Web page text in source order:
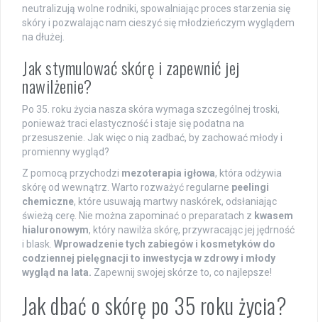
neutralizują wolne rodniki, spowalniając proces starzenia się
skóry i pozwalając nam cieszyć się młodzieńczym wyglądem
na dłużej.
Jak stymulować skórę i zapewnić jej
nawilżenie?
Po 35. roku życia nasza skóra wymaga szczególnej troski,
ponieważ traci elastyczność i staje się podatna na
przesuszenie. Jak więc o nią zadbać, by zachować młody i
promienny wygląd?
Z pomocą przychodzi mezoterapia igłowa, która odżywia
skórę od wewnątrz. Warto rozważyć regularne peelingi
chemiczne, które usuwają martwy naskórek, odsłaniając
świeżą cerę. Nie można zapominać o preparatach z kwasem
hialuronowym, który nawilża skórę, przywracając jej jędrność
i blask. Wprowadzenie tych zabiegów i kosmetyków do
codziennej pielęgnacji to inwestycja w zdrowy i młody
wygląd na lata. Zapewnij swojej skórze to, co najlepsze!
Jak dbać o skórę po 35 roku życia?